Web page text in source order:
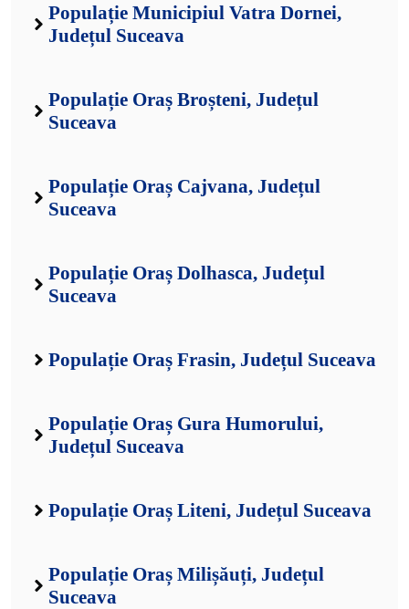
Populație Municipiul Vatra Dornei,
Județul Suceava
Populație Oraș Broșteni, Județul
Suceava
Populație Oraș Cajvana, Județul
Suceava
Populație Oraș Dolhasca, Județul
Suceava
Populație Oraș Frasin, Județul Suceava
Populație Oraș Gura Humorului,
Județul Suceava
Populație Oraș Liteni, Județul Suceava
Populație Oraș Milișăuți, Județul
Suceava